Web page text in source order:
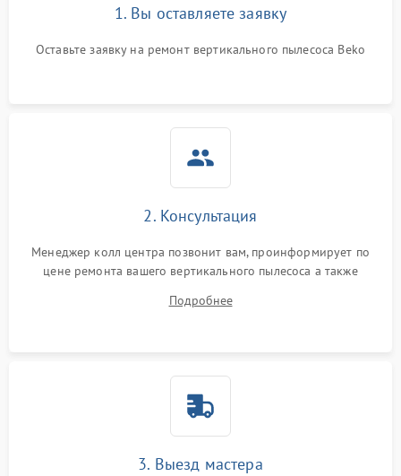
1. Вы оставляете заявку
Оставьте заявку на ремонт вертикального пылесоса Beko
2. Консультация
Менеджер колл центра позвонит вам, проинформирует по
цене ремонта вашего вертикального пылесоса а также
Подробнее
3. Выезд мастера